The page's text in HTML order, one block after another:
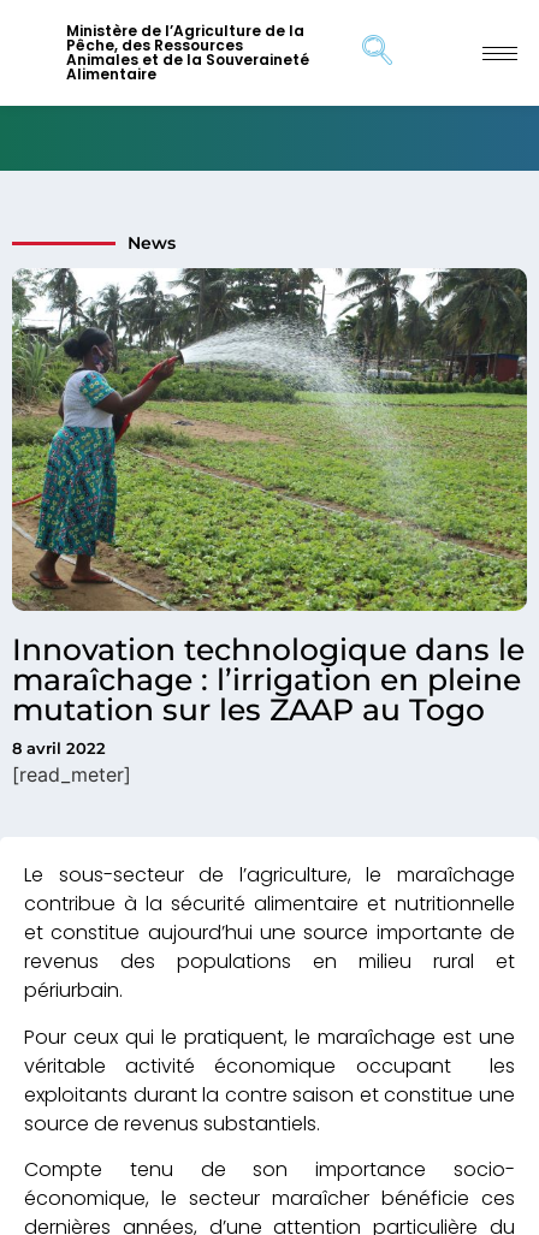
Ministère de l’Agriculture de la
Pêche, des Ressources
Animales et de la Souveraineté
Alimentaire
Innovation technologique dans le
maraîchage : l’irrigation en pleine
mutation sur les ZAAP au Togo
8 avril 2022
[read_meter]
News
Le sous-secteur de l’agriculture, le maraîchage
contribue à la sécurité alimentaire et nutritionnelle
et constitue aujourd’hui une source importante de
revenus des populations en milieu rural et
périurbain.
Pour ceux qui le pratiquent, le maraîchage est une
véritable activité économique occupant les
exploitants durant la contre saison et constitue une
source de revenus substantiels.
Compte tenu de son importance socio-
économique, le secteur maraîcher bénéficie ces
dernières années, d’une attention particulière du